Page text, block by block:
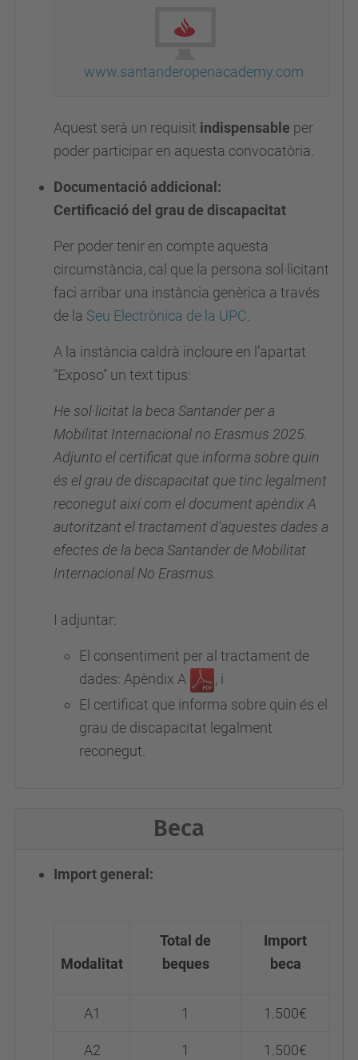
www.santanderopenacademy.com
Aquest serà un requisit indispensable per
poder participar en aquesta convocatòria.
Documentació addicional:
Certificació del grau de discapacitat
Per poder tenir en compte aquesta
circumstància, cal que la persona sol·licitant
faci arribar una instància genèrica a través
de la Seu Electrònica de la UPC
A la instància caldrà incloure en l’apartat
“Exposo” un text tipus:
He sol·licitat la beca Santander per a
Mobilitat Internacional no Erasmus 2025.
Adjunto el certificat que informa sobre quin
és el grau de discapacitat que tinc legalment
reconegut així com el document apèndix A
autoritzant el tractament d'aquestes dades a
efectes de la beca Santander de Mobilitat
Internacional No Erasmus.
I adjuntar:
El consentiment per al tractament de
dades: Apèndix A
, i
El certificat que informa sobre quin és el
grau de discapacitat legalment
reconegut.
Beca
Import general:
Modalitat
Total de
beques
Import
beca
A1 1 1.500€
A2 1 1.500€